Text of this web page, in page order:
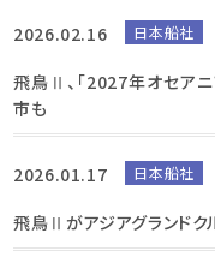
2026.02.16 日本船社
飛鳥Ⅱ、「2027年オセアニ
市も
2026.01.17 日本船社
飛鳥Ⅱがアジアグランドク